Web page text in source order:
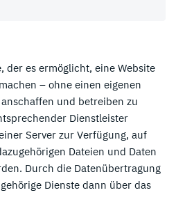
der es ermöglicht, eine Website
– ohne einen eigenen
und betreiben zu
Dienstleister
Server zur Verfügung, auf
Dateien und Daten
Durch die Datenübertragung
Dienste dann über das